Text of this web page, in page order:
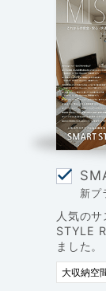
新プ
人気の
STYLE
ました。
大収納空